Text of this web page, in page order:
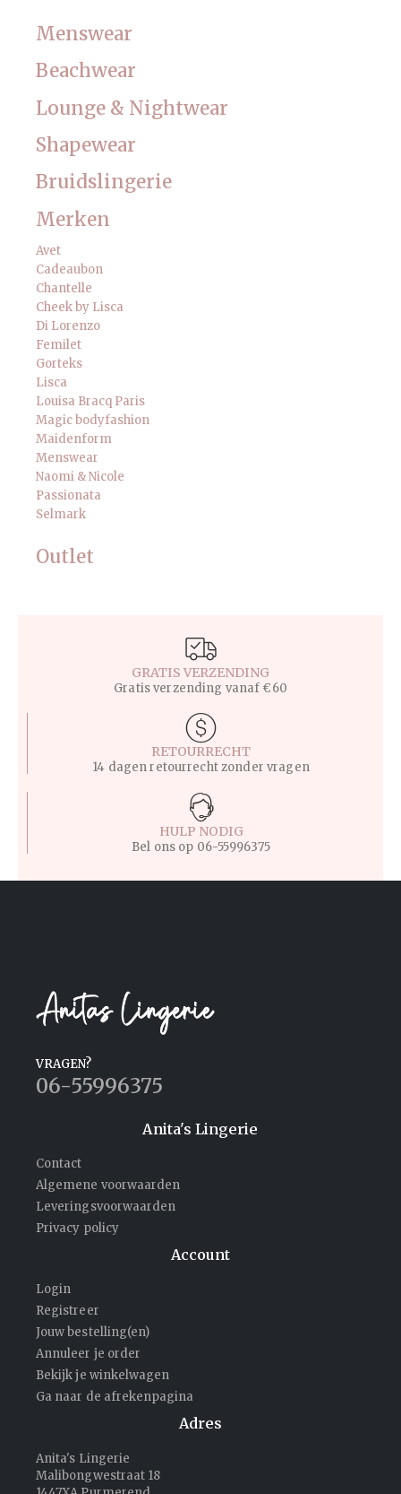
Menswear
Beachwear
Lounge & Nightwear
Shapewear
Bruidslingerie
Merken
Avet
Cadeaubon
Chantelle
Cheek by Lisca
Di Lorenzo
Femilet
Gorteks
Lisca
Louisa Bracq Paris
Magic bodyfashion
Maidenform
Menswear
Naomi & Nicole
Passionata
Selmark
Outlet
GRATIS VERZENDING
Gratis verzending vanaf €60
RETOURRECHT
14 dagen retourrecht zonder vragen
HULP NODIG
Bel ons op 06-55996375
VRAGEN?
06-55996375
Anita's Lingerie
Contact
Algemene voorwaarden
Leveringsvoorwaarden
Privacy policy
Account
Login
Registreer
Jouw bestelling(en)
Annuleer je order
Bekijk je winkelwagen
Ga naar de afrekenpagina
Adres
Anita's Lingerie
Malibongwestraat 18